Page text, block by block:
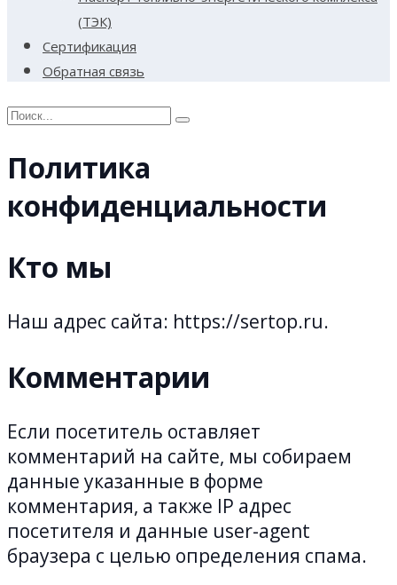
(ТЭК)
Сертификация
Обратная связь
Search
Политика
конфиденциальности
Кто мы
Наш адрес сайта: https://sertop.ru.
Комментарии
Если посетитель оставляет
комментарий на сайте, мы собираем
данные указанные в форме
комментария, а также IP адрес
посетителя и данные user-agent
браузера с целью определения спама.